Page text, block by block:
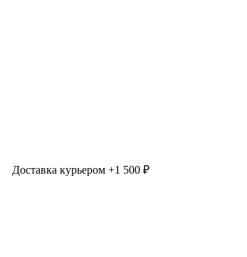
Доставка курьером +1 500 ₽